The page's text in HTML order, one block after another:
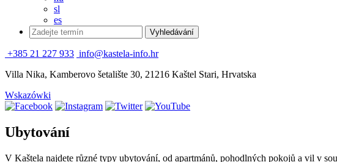
sl
es
+385 21 227 933 info@kastela-info.hr
Villa Nika, Kamberovo šetalište 30, 21216 Kaštel Stari, Hrvatska
Wskazówki
Ubytování
V Kaštela najdete různé typy ubytování, od apartmánů, pohodlných pokojů a vil v